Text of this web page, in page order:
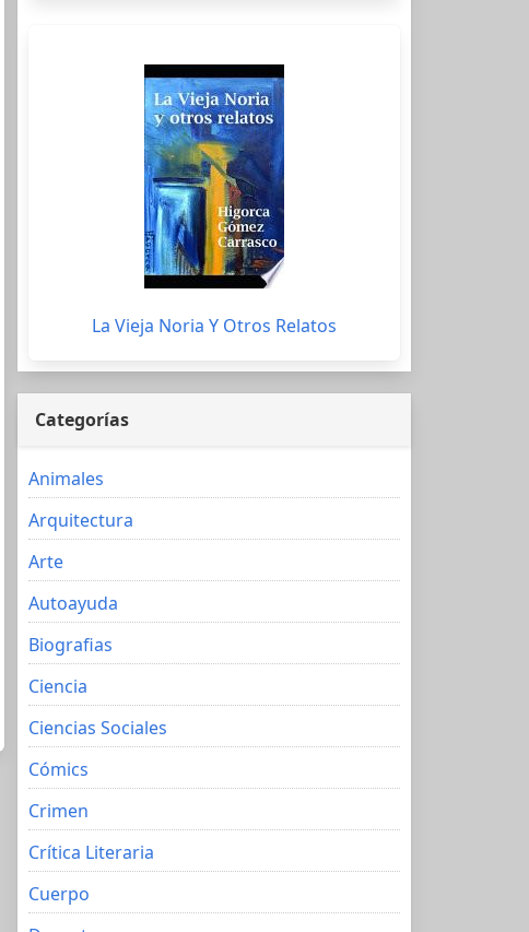
La Vieja Noria Y Otros Relatos
Categorías
Animales
Arquitectura
Arte
Autoayuda
Biografias
Ciencia
Ciencias Sociales
Cómics
Crimen
Crítica Literaria
Cuerpo